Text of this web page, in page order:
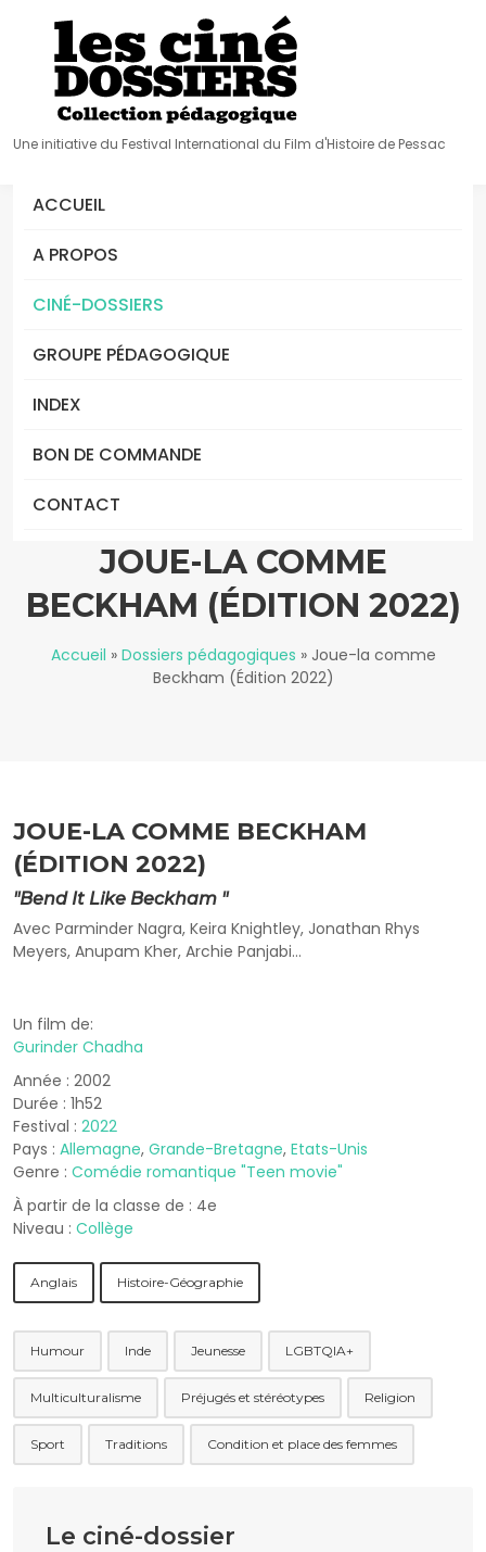
Une initiative du Festival International du Film d'Histoire de Pessac
ACCUEIL
A PROPOS
CINÉ-DOSSIERS
GROUPE PÉDAGOGIQUE
INDEX
BON DE COMMANDE
CONTACT
JOUE-LA COMME
BECKHAM (ÉDITION 2022)
Accueil » Dossiers pédagogiques » Joue-la comme
Beckham (Édition 2022)
JOUE-LA COMME BECKHAM
(ÉDITION 2022)
"Bend It Like Beckham "
Avec Parminder Nagra, Keira Knightley, Jonathan Rhys
Meyers, Anupam Kher, Archie Panjabi…
Un film de:
Gurinder Chadha
Année : 2002
Durée : 1h52
Festival : 2022
Pays : Allemagne, Grande-Bretagne, Etats-Unis
Genre : Comédie romantique "Teen movie"
À partir de la classe de : 4e
Niveau : Collège
Anglais Histoire-Géographie
Humour Inde Jeunesse LGBTQIA+
Multiculturalisme Préjugés et stéréotypes Religion
Sport Traditions Condition et place des femmes
Le ciné-dossier